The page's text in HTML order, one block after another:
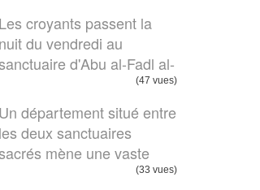
Les croyants passent la
nuit du vendredi au
d'Abu al-Fadl al-
(47 vues)
Un département situé entre
les deux sanctuaires
mène une vaste
(33 vues)